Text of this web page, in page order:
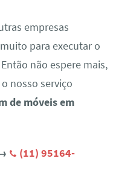
empresas
para executar o
não espere mais,
nosso serviço
de móveis em
(11) 95164-